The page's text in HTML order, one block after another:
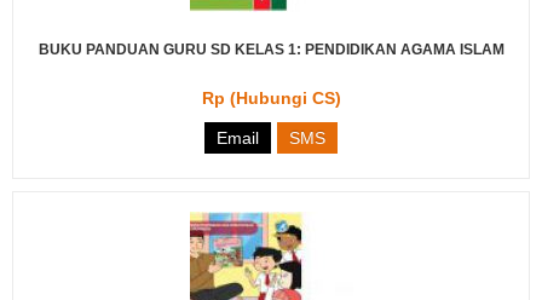
BUKU PANDUAN GURU SD KELAS 1: PENDIDIKAN AGAMA ISLAM
Rp (Hubungi CS)
Email SMS